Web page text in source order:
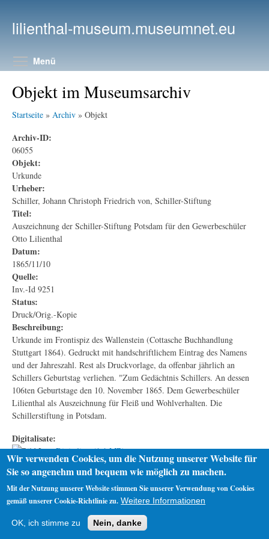
lilienthal-museum.museumnet.eu
Menü
Objekt im Museumsarchiv
Startseite » Archiv » Objekt
Archiv-ID:
06055
Objekt:
Urkunde
Urheber:
Schiller, Johann Christoph Friedrich von, Schiller-Stiftung
Titel:
Auszeichnung der Schiller-Stiftung Potsdam für den Gewerbeschüler
Otto Lilienthal
Datum:
1865/11/10
Quelle:
Inv.-Id 9251
Status:
Druck/Orig.-Kopie
Beschreibung:
Urkunde im Frontispiz des Wallenstein (Cottasche Buchhandlung
Stuttgart 1864). Gedruckt mit handschriftlichem Eintrag des Namens
und der Jahreszahl. Rest als Druckvorlage, da offenbar jährlich an
Schillers Geburtstag verliehen. "Zum Gedächtnis Schillers. An dessen
106ten Geburtstage den 10. November 1865. Dem Gewerbeschüler
Lilienthal als Auszeichnung für Fleiß und Wohlverhalten. Die
Schillerstiftung in Potsdam.
Digitalisate:
Digitalisat (1,1 MB)
Impressum
Wir verwenden Cookies, um die Nutzung unserer Website für
Sie so angenehm und bequem wie möglich zu machen.
Mit der Nutzung unserer Website stimmen Sie unserer Verwendung von Cookies
gemäß unserer Cookie-Richtlinie zu. Weitere Informationen
OK, ich stimme zu Nein, danke